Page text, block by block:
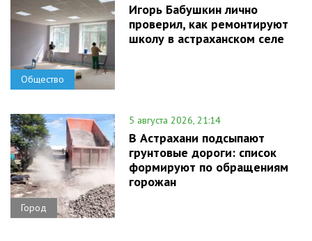
Общество
Игорь Бабушкин лично
проверил, как ремонтируют
школу в астраханском селе
Город
5 августа 2026, 21:14
В Астрахани подсыпают
грунтовые дороги: список
формируют по обращениям
горожан